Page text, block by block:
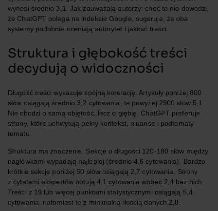
wynosi średnio 3,1. Jak zauważają autorzy: choć to nie dowodzi,
że ChatGPT polega na indeksie Google, sugeruje, że oba
systemy podobnie oceniają autorytet i jakość treści.
Struktura i głębokość treści
decydują o widoczności
Długość treści wykazuje spójną korelację. Artykuły poniżej 800
słów osiągają średnio 3,2 cytowania, te powyżej 2900 słów 5,1.
Nie chodzi o samą objętość, lecz o głębię. ChatGPT preferuje
strony, które uchwytują pełny kontekst, niuanse i podtematy
tematu.
Struktura ma znaczenie. Sekcje o długości 120-180 słów między
nagłówkami wypadają najlepiej (średnio 4,6 cytowania). Bardzo
krótkie sekcje poniżej 50 słów osiągają 2,7 cytowania. Strony
z cytatami ekspertów notują 4,1 cytowania wobec 2,4 bez nich.
Treści z 19 lub więcej punktami statystycznymi osiągają 5,4
cytowania, natomiast te z minimalną ilością danych 2,8.